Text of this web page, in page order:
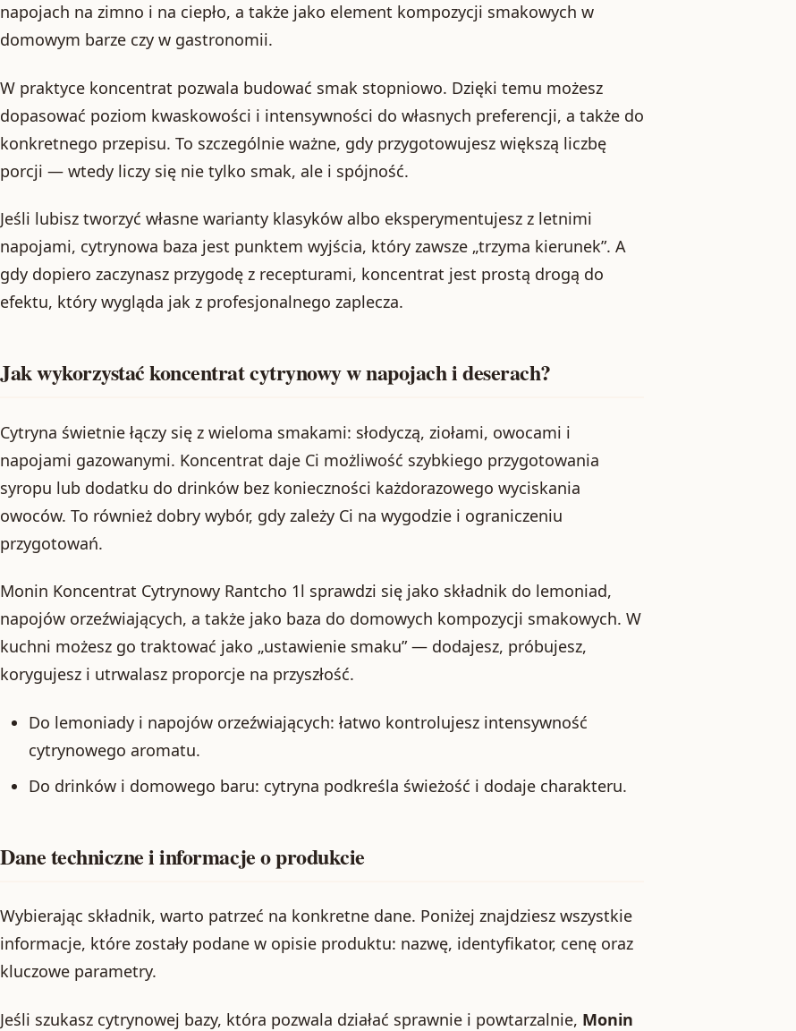
napojach na zimno i na ciepło, a także jako element kompozycji smakowych w
domowym barze czy w gastronomii.
W praktyce koncentrat pozwala budować smak stopniowo. Dzięki temu możesz
dopasować poziom kwaskowości i intensywności do własnych preferencji, a także do
konkretnego przepisu. To szczególnie ważne, gdy przygotowujesz większą liczbę
porcji — wtedy liczy się nie tylko smak, ale i spójność.
Jeśli lubisz tworzyć własne warianty klasyków albo eksperymentujesz z letnimi
napojami, cytrynowa baza jest punktem wyjścia, który zawsze „trzyma kierunek”. A
gdy dopiero zaczynasz przygodę z recepturami, koncentrat jest prostą drogą do
efektu, który wygląda jak z profesjonalnego zaplecza.
Jak wykorzystać koncentrat cytrynowy w napojach i deserach?
Cytryna świetnie łączy się z wieloma smakami: słodyczą, ziołami, owocami i
napojami gazowanymi. Koncentrat daje Ci możliwość szybkiego przygotowania
syropu lub dodatku do drinków bez konieczności każdorazowego wyciskania
owoców. To również dobry wybór, gdy zależy Ci na wygodzie i ograniczeniu
przygotowań.
Monin Koncentrat Cytrynowy Rantcho 1l sprawdzi się jako składnik do lemoniad,
napojów orzeźwiających, a także jako baza do domowych kompozycji smakowych. W
kuchni możesz go traktować jako „ustawienie smaku” — dodajesz, próbujesz,
korygujesz i utrwalasz proporcje na przyszłość.
Do lemoniady i napojów orzeźwiających: łatwo kontrolujesz intensywność
cytrynowego aromatu.
Do drinków i domowego baru: cytryna podkreśla świeżość i dodaje charakteru.
Dane techniczne i informacje o produkcie
Wybierając składnik, warto patrzeć na konkretne dane. Poniżej znajdziesz wszystkie
informacje, które zostały podane w opisie produktu: nazwę, identyfikator, cenę oraz
kluczowe parametry.
Jeśli szukasz cytrynowej bazy, która pozwala działać sprawnie i powtarzalnie, Monin